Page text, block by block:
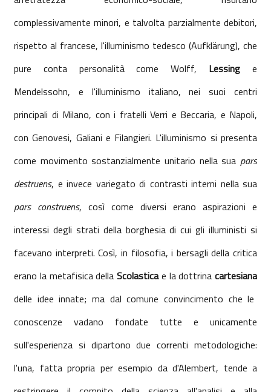
complessivamente minori, e talvolta parzialmente debitori,
rispetto al francese, l'illuminismo tedesco (Aufklärung), che
pure conta personalità come Wolff, Lessing e
Mendelssohn, e l'illuminismo italiano, nei suoi centri
principali di Milano, con i fratelli Verri e Beccaria, e Napoli,
con Genovesi, Galiani e Filangieri. L'illuminismo si presenta
come movimento sostanzialmente unitario nella sua pars
destruens, e invece variegato di contrasti interni nella sua
pars construens, così come diversi erano aspirazioni e
interessi degli strati della borghesia di cui gli illuministi si
facevano interpreti. Così, in filosofia, i bersagli della critica
erano la metafisica della Scolasticae la dottrina cartesiana
delle idee innate; ma dal comune convincimento che le
conoscenze vadano fondate tutte e unicamente
sull'esperienza si dipartono due correnti metodologiche:
l'una, fatta propria per esempio da d'Alembert, tende a